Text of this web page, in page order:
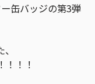
缶バッジの第3弾
！！